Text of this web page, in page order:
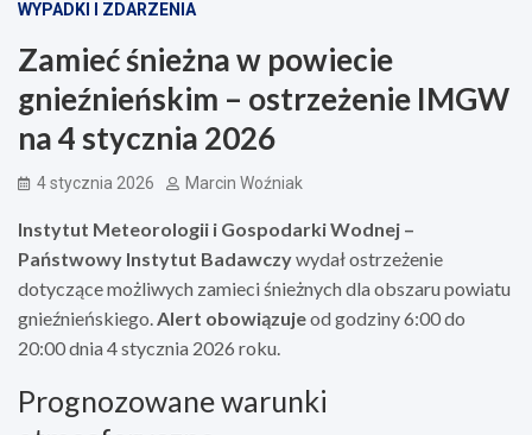
WYPADKI I ZDARZENIA
Zamieć śnieżna w powiecie
gnieźnieńskim – ostrzeżenie IMGW
na 4 stycznia 2026
4 stycznia 2026 Marcin Woźniak
Instytut Meteorologii i Gospodarki Wodnej –
Państwowy Instytut Badawczywydał ostrzeżenie
dotyczące możliwych zamieci śnieżnych dla obszaru powiatu
gnieźnieńskiego.Alert obowiązujeod godziny 6:00 do
20:00 dnia 4 stycznia 2026 roku.
Prognozowane warunki